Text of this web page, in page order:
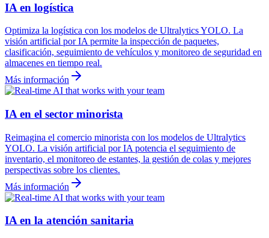
IA en logística
Optimiza la logística con los modelos de Ultralytics YOLO. La
visión artificial por IA permite la inspección de paquetes,
clasificación, seguimiento de vehículos y monitoreo de seguridad en
almacenes en tiempo real.
Más información
IA en el sector minorista
Reimagina el comercio minorista con los modelos de Ultralytics
YOLO. La visión artificial por IA potencia el seguimiento de
inventario, el monitoreo de estantes, la gestión de colas y mejores
perspectivas sobre los clientes.
Más información
IA en la atención sanitaria